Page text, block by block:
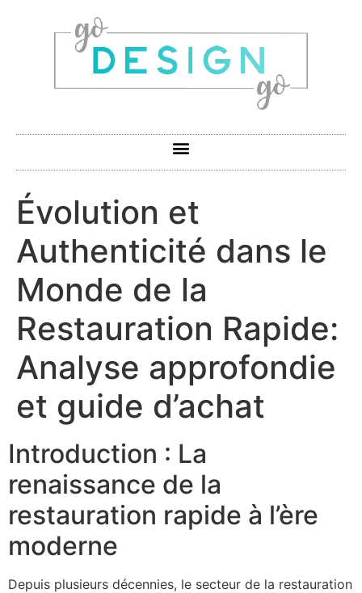
Évolution et
Authenticité dans le
Monde de la
Restauration Rapide:
Analyse approfondie
et guide d’achat
Introduction : La
renaissance de la
restauration rapide à l’ère
moderne
Depuis plusieurs décennies, le secteur de la restauration